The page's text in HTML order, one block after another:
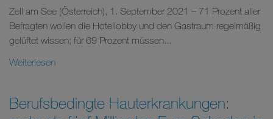
Zell am See (Österreich), 1. September 2021 – 71 Prozent aller
Befragten wollen die Hotellobby und den Gastraum regelmäßig
gelüftet wissen; für 69 Prozent müssen...
Weiterlesen
Berufsbedingte Hauterkrankungen: